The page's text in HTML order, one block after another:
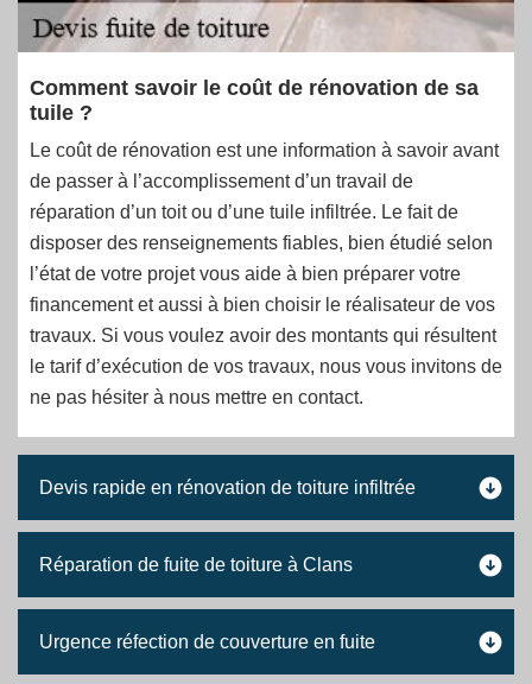
Comment savoir le coût de rénovation de sa
tuile ?
Le coût de rénovation est une information à savoir avant
de passer à l’accomplissement d’un travail de
réparation d’un toit ou d’une tuile infiltrée. Le fait de
disposer des renseignements fiables, bien étudié selon
l’état de votre projet vous aide à bien préparer votre
financement et aussi à bien choisir le réalisateur de vos
travaux. Si vous voulez avoir des montants qui résultent
le tarif d’exécution de vos travaux, nous vous invitons de
ne pas hésiter à nous mettre en contact.
Devis rapide en rénovation de toiture infiltrée
Réparation de fuite de toiture à Clans
Urgence réfection de couverture en fuite